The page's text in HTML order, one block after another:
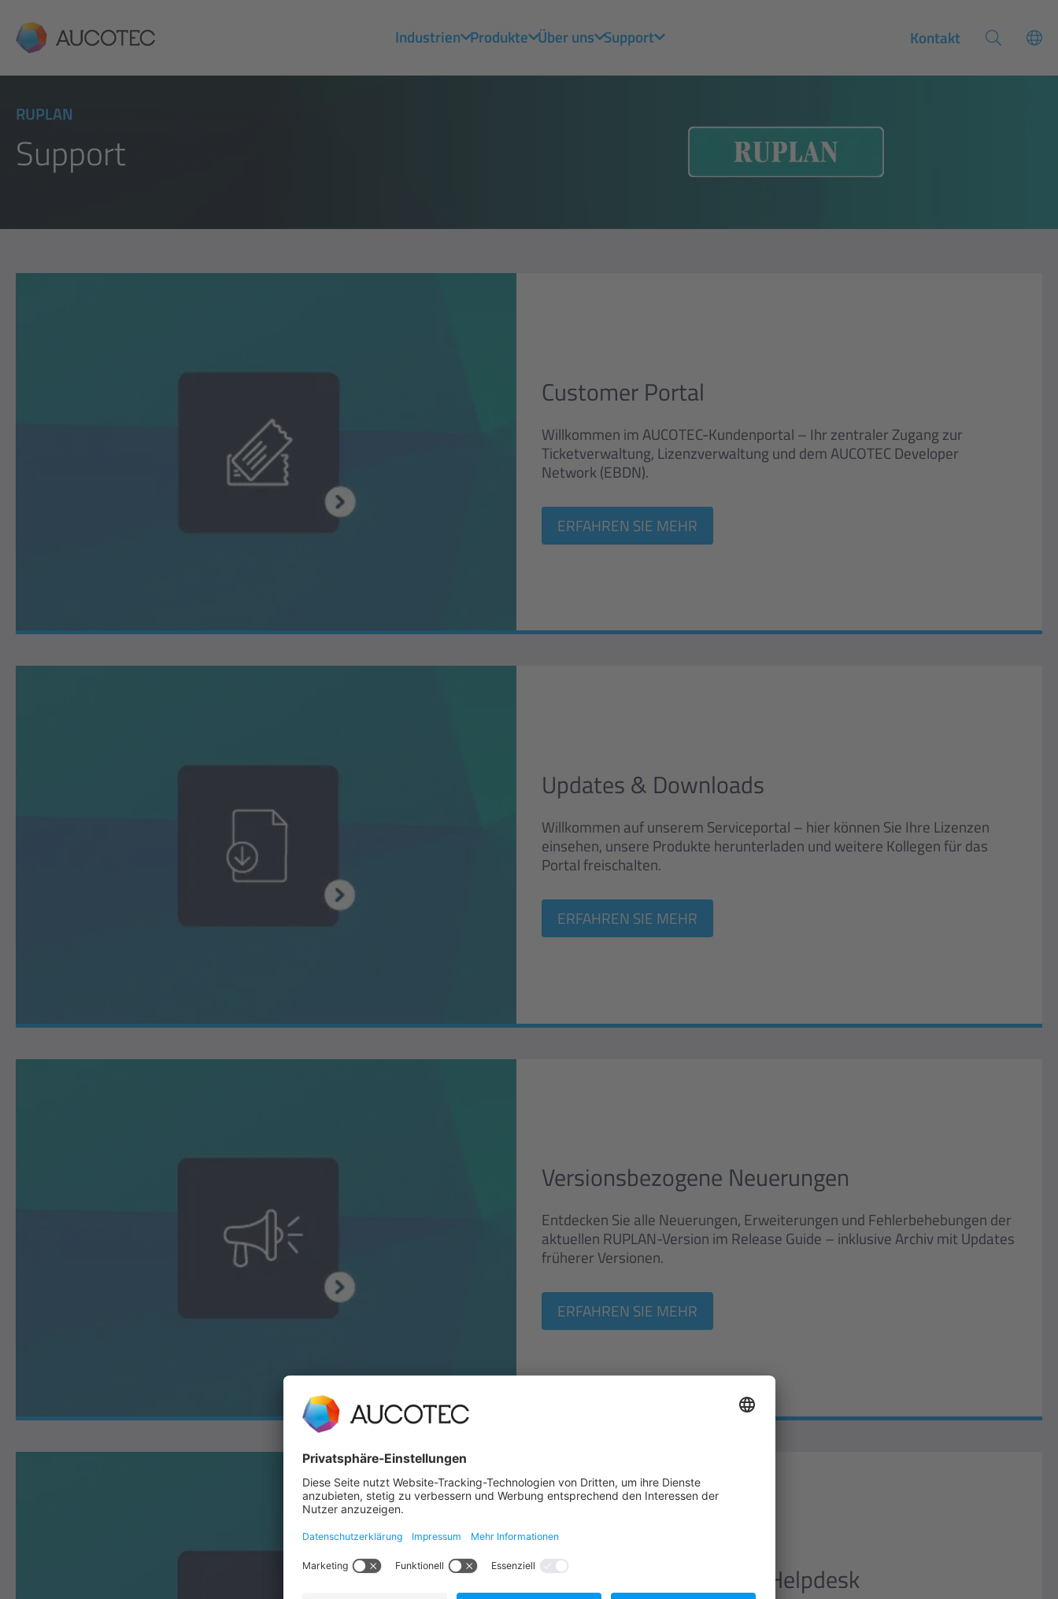
AUCOTEC Industrien Produkte Über uns Support Kontakt
RUPLAN
Support
Customer Portal
Willkommen im AUCOTEC-Kundenportal – Ihr zentraler Zugang zur
Ticketverwaltung, Lizenzverwaltung und dem AUCOTEC Developer
Network (EBDN).
ERFAHREN SIE MEHR
Updates & Downloads
Willkommen auf unserem Serviceportal – hier können Sie Ihre Lizenzen
einsehen, unsere Produkte herunterladen und weitere Kollegen für das
Portal freischalten.
ERFAHREN SIE MEHR
Versionsbezogene Neuerungen
Entdecken Sie alle Neuerungen, Erweiterungen und Fehlerbehebungen der
aktuellen RUPLAN-Version im Release Guide – inklusive Archiv mit Updates
früherer Versionen.
ERFAHREN SIE MEHR
Kontaktinformationen Helpdesk